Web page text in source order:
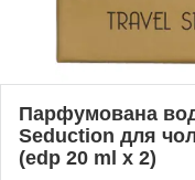
Парфумована
Seduction для
(edp 20 ml x 2)